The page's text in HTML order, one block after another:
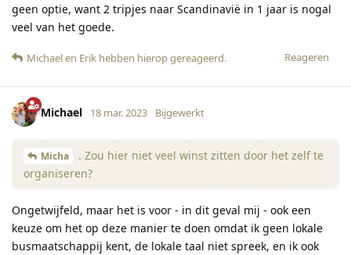
geen optie, want 2 tripjes naar Scandinavië in 1 jaar is nogal
veel van het goede.
Reageren
Michaelen Erik hebben hierop gereageerd.
Michael 18 mar. 2023 Bijgewerkt
Micha
. Zou hier niet veel winst zitten door het zelf te
organiseren?
Ongetwijfeld, maar het is voor - in dit geval mij - ook een
keuze om het op deze manier te doen omdat ik geen lokale
busmaatschappij kent, de lokale taal niet spreek, en ik ook